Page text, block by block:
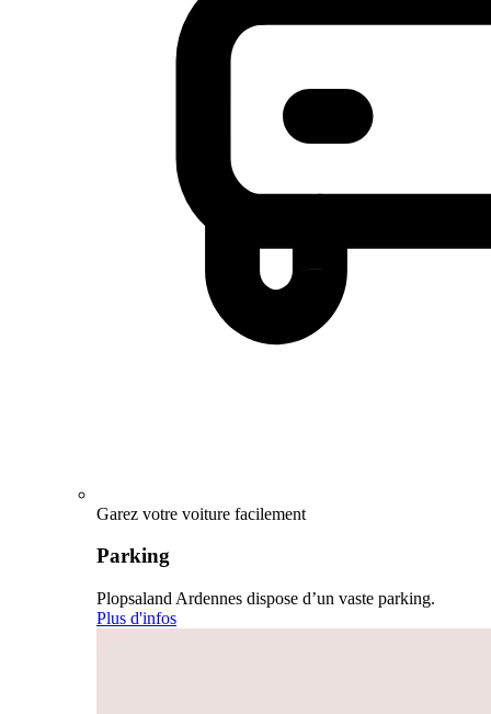
Garez votre voiture facilement
Parking
Plopsaland Ardennes dispose d’un vaste parking.
Plus d'infos